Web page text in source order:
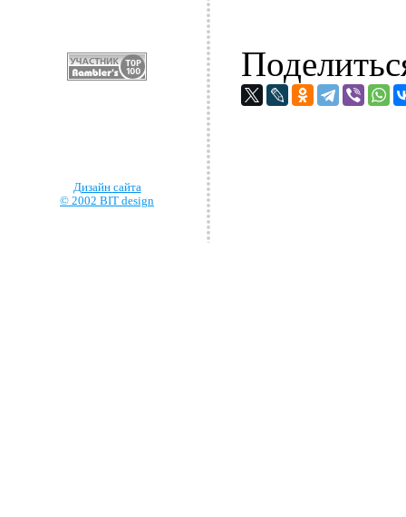
Дизайн сайта
© 2002 BIT design